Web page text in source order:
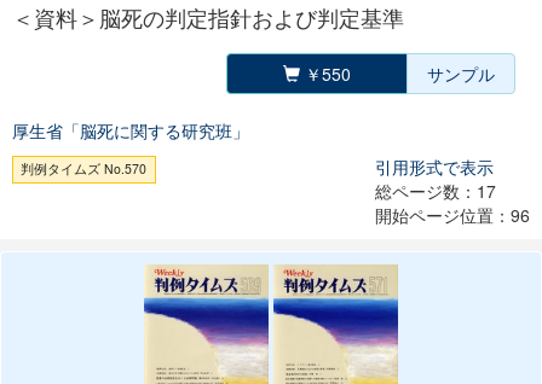
＜資料＞脳死の判定指針および判定基準
￥550 サンプル
厚生省「脳死に関する研究班」
判例タイムズ No.570
引用形式で表示
総ページ数：17
開始ページ位置：96